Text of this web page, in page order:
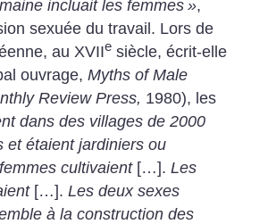
incluait les femmes »,
sexuée du travail. Lors de
au XVIIe siècle, écrit-elle
ouvrage, Myths of Male
Review Press, 1980), les
dans des villages de 2000
et étaient jardiniers ou
cultivaient[…].Les
[…]. Les deux sexes
à la construction des